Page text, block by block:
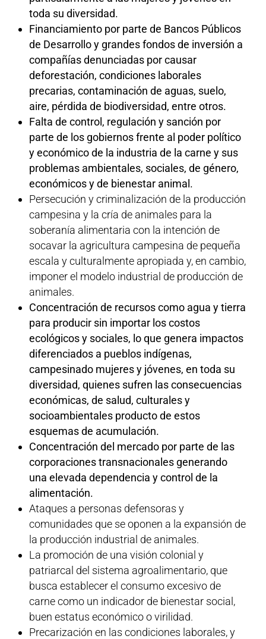
toda su diversidad.
Financiamiento por parte de Bancos Públicos
de Desarrollo y grandes fondos de inversión a
compañías denunciadas por causar
deforestación, condiciones laborales
precarias, contaminación de aguas, suelo,
aire, pérdida de biodiversidad, entre otros.
Falta de control, regulación y sanción por
parte de los gobiernos frente al poder político
y económico de la industria de la carne y sus
problemas ambientales, sociales, de género,
económicos y de bienestar animal.
Persecución y criminalización de la producción
campesina y la cría de animales para la
soberanía alimentaria con la intención de
socavar la agricultura campesina de pequeña
escala y culturalmente apropiada y, en cambio,
imponer el modelo industrial de producción de
animales.
Concentración de recursos como agua y tierra
para producir sin importar los costos
ecológicos y sociales, lo que genera impactos
diferenciados a pueblos indígenas,
campesinado mujeres y jóvenes, en toda su
diversidad, quienes sufren las consecuencias
económicas, de salud, culturales y
socioambientales producto de estos
esquemas de acumulación.
Concentración del mercado por parte de las
corporaciones transnacionales generando
una elevada dependencia y control de la
alimentación.
Ataques a personas defensoras y
comunidades que se oponen a la expansión de
la producción industrial de animales.
La promoción de una visión colonial y
patriarcal del sistema agroalimentario, que
busca establecer el consumo excesivo de
carne como un indicador de bienestar social,
buen estatus económico o virilidad.
Precarización en las condiciones laborales, y